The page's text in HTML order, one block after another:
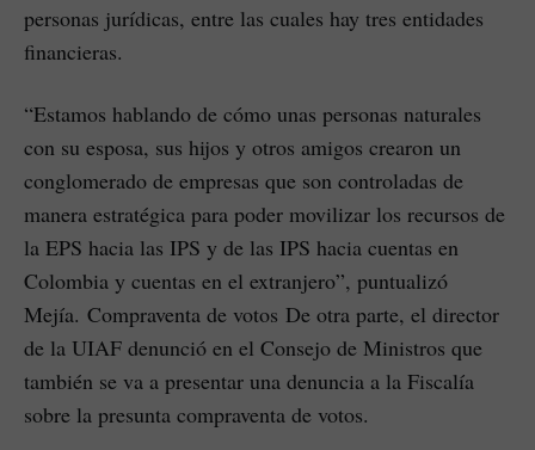
personas jurídicas, entre las cuales hay tres entidades
financieras.
“Estamos hablando de cómo unas personas naturales
con su esposa, sus hijos y otros amigos crearon un
conglomerado de empresas que son controladas de
manera estratégica para poder movilizar los recursos de
la EPS hacia las IPS y de las IPS hacia cuentas en
Colombia y cuentas en el extranjero”, puntualizó
Mejía. Compraventa de votos De otra parte, el director
de la UIAF denunció en el Consejo de Ministros que
también se va a presentar una denuncia a la Fiscalía
sobre la presunta compraventa de votos.